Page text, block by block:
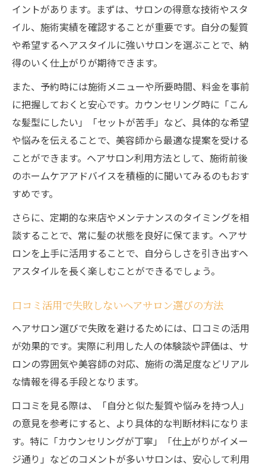
イントがあります。まずは、サロンの得意な技術やスタ
イル、施術実績を確認することが重要です。自分の髪質
や希望するヘアスタイルに強いサロンを選ぶことで、納
得のいく仕上がりが期待できます。
また、予約時には施術メニューや所要時間、料金を事前
に把握しておくと安心です。カウンセリング時に「こん
な髪型にしたい」「セットが苦手」など、具体的な希望
や悩みを伝えることで、美容師から最適な提案を受ける
ことができます。ヘアサロン利用方法として、施術前後
のホームケアアドバイスを積極的に聞いてみるのもおす
すめです。
さらに、定期的な来店やメンテナンスのタイミングを相
談することで、常に髪の状態を良好に保てます。ヘアサ
ロンを上手に活用することで、自分らしさを引き出すヘ
アスタイルを長く楽しむことができるでしょう。
口コミ活用で失敗しないヘアサロン選びの方法
ヘアサロン選びで失敗を避けるためには、口コミの活用
が効果的です。実際に利用した人の体験談や評価は、サ
ロンの雰囲気や美容師の対応、施術の満足度などリアル
な情報を得る手段となります。
口コミを見る際は、「自分と似た髪質や悩みを持つ人」
の意見を参考にすると、より具体的な判断材料になりま
す。特に「カウンセリングが丁寧」「仕上がりがイメー
ジ通り」などのコメントが多いサロンは、安心して利用